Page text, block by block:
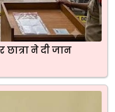
ने दी जान